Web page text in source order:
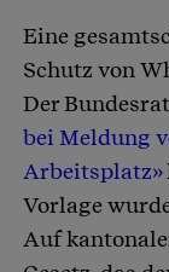
Eine
Schutz von
Der
bei Meldung
Arbeitsplatz»
Vorlage
Auf